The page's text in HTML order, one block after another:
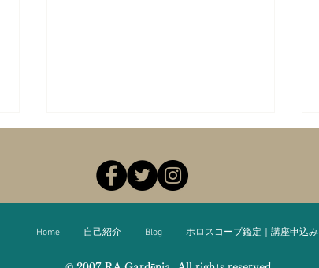
Home 自己紹介 Blog ホロスコープ鑑定｜講座申込み